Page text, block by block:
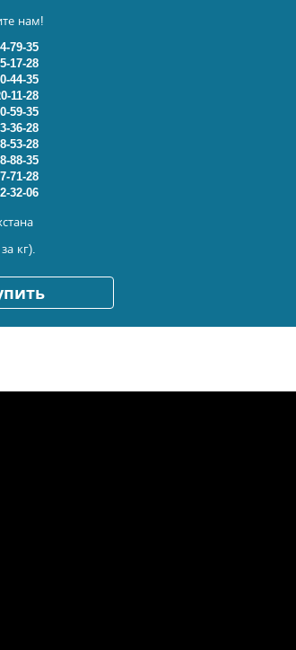
нам!
79-35
17-28
44-35
11-28
59-35
36-28
53-28
88-35
71-28
32-06
кг).